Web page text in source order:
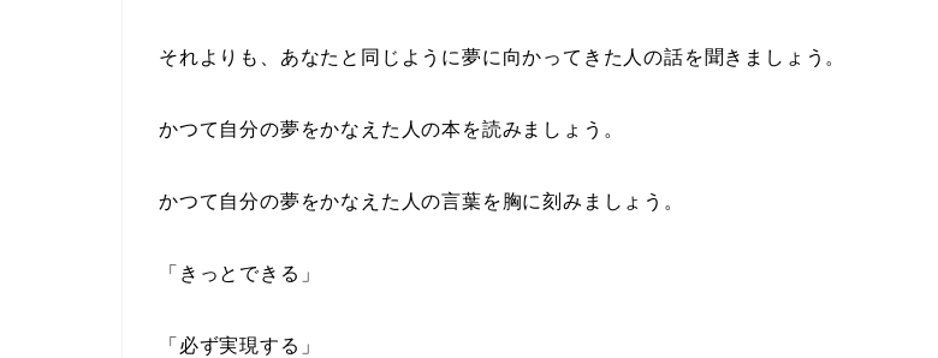
それよりも、あなたと同じように夢に向かってきた人の話を聞きましょう。
かつて自分の夢をかなえた人の本を読みましょう。
かつて自分の夢をかなえた人の言葉を胸に刻みましょう。
「きっとできる」
「必ず実現する」